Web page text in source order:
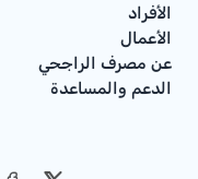
الأفراد
الأعمال
عن مصرف الراجحي
الدعم والمساعدة